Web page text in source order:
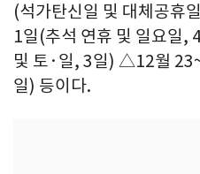
(석가탄신일 및 대체공
1일(추석 연휴 및 일요일
및 토·일, 3일) △12월
일) 등이다.